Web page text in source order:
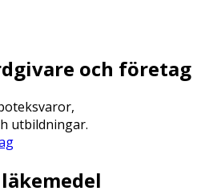
och företag
utbildningar.